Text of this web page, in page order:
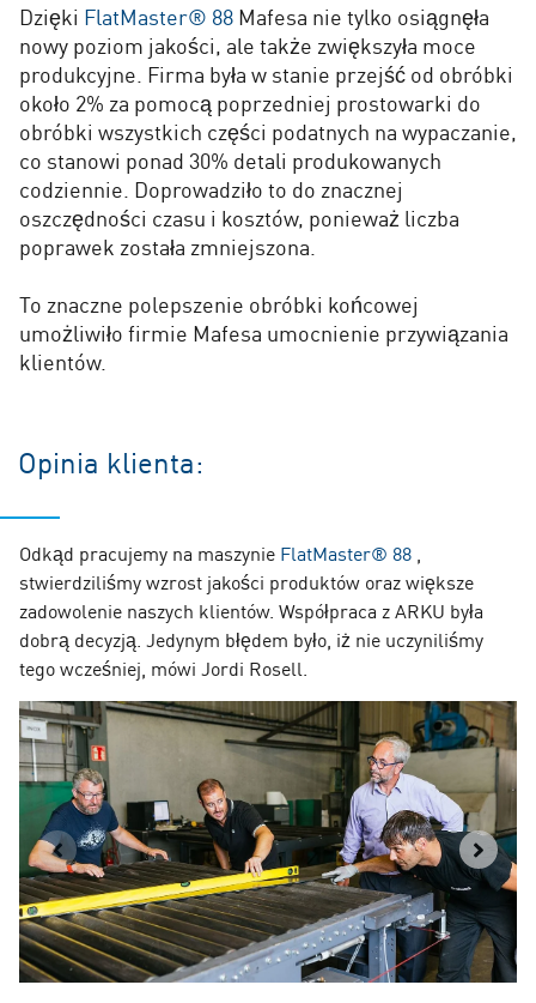
Dzięki FlatMaster® 88 Mafesa nie tylko osiągnęła
nowy poziom jakości, ale także zwiększyła moce
produkcyjne. Firma była w stanie przejść od obróbki
około 2% za pomocą poprzedniej prostowarki do
obróbki wszystkich części podatnych na wypaczanie,
co stanowi ponad 30% detali produkowanych
codziennie. Doprowadziło to do znacznej
oszczędności czasu i kosztów, ponieważ liczba
poprawek została zmniejszona.
To znaczne polepszenie obróbki końcowej
umożliwiło firmie Mafesa umocnienie przywiązania
klientów.
Opinia klienta:
Odkąd pracujemy na maszynie FlatMaster® 88 ,
stwierdziliśmy wzrost jakości produktów oraz większe
zadowolenie naszych klientów. Współpraca z ARKU była
dobrą decyzją. Jedynym błędem było, iż nie uczyniliśmy
tego wcześniej, mówi Jordi Rosell.